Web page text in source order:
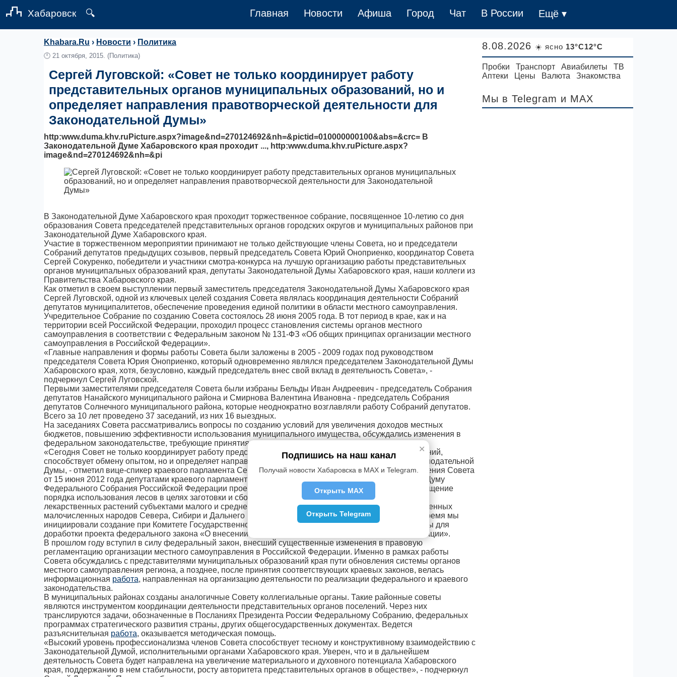
Хабаровск 🔍 Главная Новости Афиша Город Чат В России Ещё ▾
Khabara.Ru › Новости › Политика
🕛 21 октября, 2015. (Политика)
Сергей Луговской: «Совет не только координирует работу
представительных органов муниципальных образований, но и
определяет направления правотворческой деятельности для
Законодательной Думы»
http:www.duma.khv.ruPicture.aspx?image&nd=270124692&nh=&pictid=010000000100&abs=&crc= В
Законодательной Думе Хабаровского края проходит ..., http:www.duma.khv.ruPicture.aspx?
image&nd=270124692&nh=&pi
В Законодательной Думе Хабаровского края проходит торжественное собрание, посвященное 10-летию со дня
образования Совета председателей представительных органов городских округов и муниципальных районов при
Законодательной Думе Хабаровского края.
Участие в торжественном мероприятии принимают не только действующие члены Совета, но и председатели
Собраний депутатов предыдущих созывов, первый председатель Совета Юрий Оноприенко, координатор Совета
Сергей Сокуренко, победители и участники смотра-конкурса на лучшую организацию работы представительных
органов муниципальных образований края, депутаты Законодательной Думы Хабаровского края, наши коллеги из
Правительства Хабаровского края.
Как отметил в своем выступлении первый заместитель председателя Законодательной Думы Хабаровского края
Сергей Луговской, одной из ключевых целей создания Совета являлась координация деятельности Собраний
депутатов муниципалитетов, обеспечение проведения единой политики в области местного самоуправления.
Учредительное Собрание по созданию Совета состоялось 28 июня 2005 года. В тот период в крае, как и на
территории всей Российской Федерации, проходил процесс становления системы органов местного
самоуправления в соответствии с Федеральным законом № 131-ФЗ «Об общих принципах организации местного
самоуправления в Российской Федерации».
«Главные направления и формы работы Совета были заложены в 2005 - 2009 годах под руководством
председателя Совета Юрия Оноприенко, который одновременно являлся председателем Законодательной Думы
Хабаровского края, хотя, безусловно, каждый председатель внес свой вклад в деятельность Совета», -
подчеркнул Сергей Луговской.
Первыми заместителями председателя Совета были избраны Бельды Иван Андреевич - председатель Собрания
депутатов Нанайского муниципального района и Смирнова Валентина Ивановна - председатель Собрания
депутатов Солнечного муниципального района, которые неоднократно возглавляли работу Собраний депутатов.
Всего за 10 лет проведено 37 заседаний, из них 16 выездных.
На заседаниях Совета рассматривались вопросы по созданию условий для увеличения доходов местных
бюджетов, повышению эффективности использования муниципального имущества, обсуждались изменения в
федеральном законодательстве, требующие принятия мер на муниципальном уровне.
«Сегодня Совет не только координирует работу представительных органов муниципальных образований,
способствует обмену опытом, но и определяет направления правотворческой деятельности для Законодательной
Думы, - отметил вице-спикер краевого парламента Сергей Луговской. - Так, в рамках исполнения решения Совета
от 15 июня 2012 года депутатами краевого парламента был разработан и внесен в Государственную Думу
Федерального Собрания Российской Федерации проект федерального закона, направленный на упрощение
порядка использования лесов в целях заготовки и сбора недревесных и пищевых лесных ресурсов,
лекарственных растений субъектами малого и среднего предпринимательства, а также общинами коренных
малочисленных народов Севера, Сибири и Дальнего Востока Российской Федерации. В настоящее время мы
инициировали создание при Комитете Государственной Думы по природопользованию рабочей группы для
доработки проекта федерального закона «О внесении изменений в Лесной кодекс Российской Федерации».
В прошлом году вступил в силу федеральный закон, внесший существенные изменения в правовую
регламентацию организации местного самоуправления в Российской Федерации. Именно в рамках работы
Совета обсуждались с представителями муниципальных образований края пути обновления системы органов
местного самоуправления региона, а позднее, после принятия соответствующих краевых законов, велась
информационная работа, направленная на организацию деятельности по реализации федерального и краевого
законодательства.
В муниципальных районах созданы аналогичные Совету коллегиальные органы. Такие районные советы
являются инструментом координации деятельности представительных органов поселений. Через них
транслируются задачи, обозначенные в Посланиях Президента России Федеральному Собранию, федеральных
программах стратегического развития страны, других общегосударственных документах. Ведется
разъяснительная работа, оказывается методическая помощь.
«Высокий уровень профессионализма членов Совета способствует тесному и конструктивному взаимодействию с
Законодательной Думой, исполнительными органами Хабаровского края. Уверен, что и в дальнейшем
деятельность Совета будет направлена на увеличение материального и духовного потенциала Хабаровского
края, поддержанию в нем стабильности, росту авторитета представительных органов в обществе», - подчеркнул
✕
Подпишись на наш канал
Получай новости Хабаровска в MAX и Telegram.
Открыть MAX
Открыть Telegram
8.08.2026 ☀️ ясно 13°C12°C
Пробки Транспорт Авиабилеты
ТВ
Аптеки
Цены Валюта Знакомства
Мы в Telegram и MAX